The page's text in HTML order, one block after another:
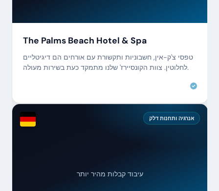
The Palms Beach Hotel & Spa
טפסי צ'ק-אין, חשבוניות ותקשורת עם אורחים הם דיגיטליים
לחלוטין. צוות הקונסיירז' שלנו מתמקד כעת בשירות מעולה.
אנרגיה ותחנות דלק
עיבוד קבלות מהיר יותר